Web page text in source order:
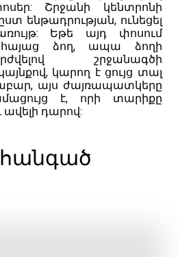
Շրջանի կենտրոնի
ենթադրության, ունեցել
Եթե այդ փոսում
ձող, ապա ձողի
շրջանագծի
կարող է ցույց տալ
այս ժայռապատկերը
է, որի տարիքը
դարով: